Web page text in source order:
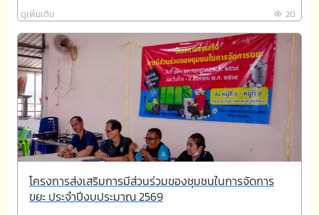
ดูเพิ่มเติม 20
โครงการส่งเสริมการมีส่วนร่วมของชุมชนในการจัดการ
ขยะ ประจำปีงบประมาณ 2569